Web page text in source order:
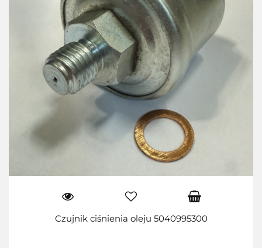
Czujnik ciśnienia oleju 5040995300